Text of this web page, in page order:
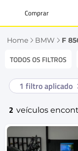
Comprar
Home BMW F
TODOS OS FILTROS
1 filtro aplicado
2 veículos